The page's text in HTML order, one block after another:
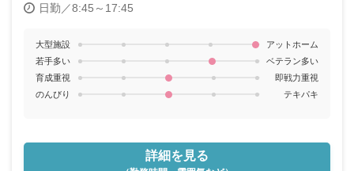
日勤／8:45～17:45
大型施設
アットホーム
若手多い
ベテラン多い
育成重視
即戦力重視
のんびり
テキパキ
詳細を見る